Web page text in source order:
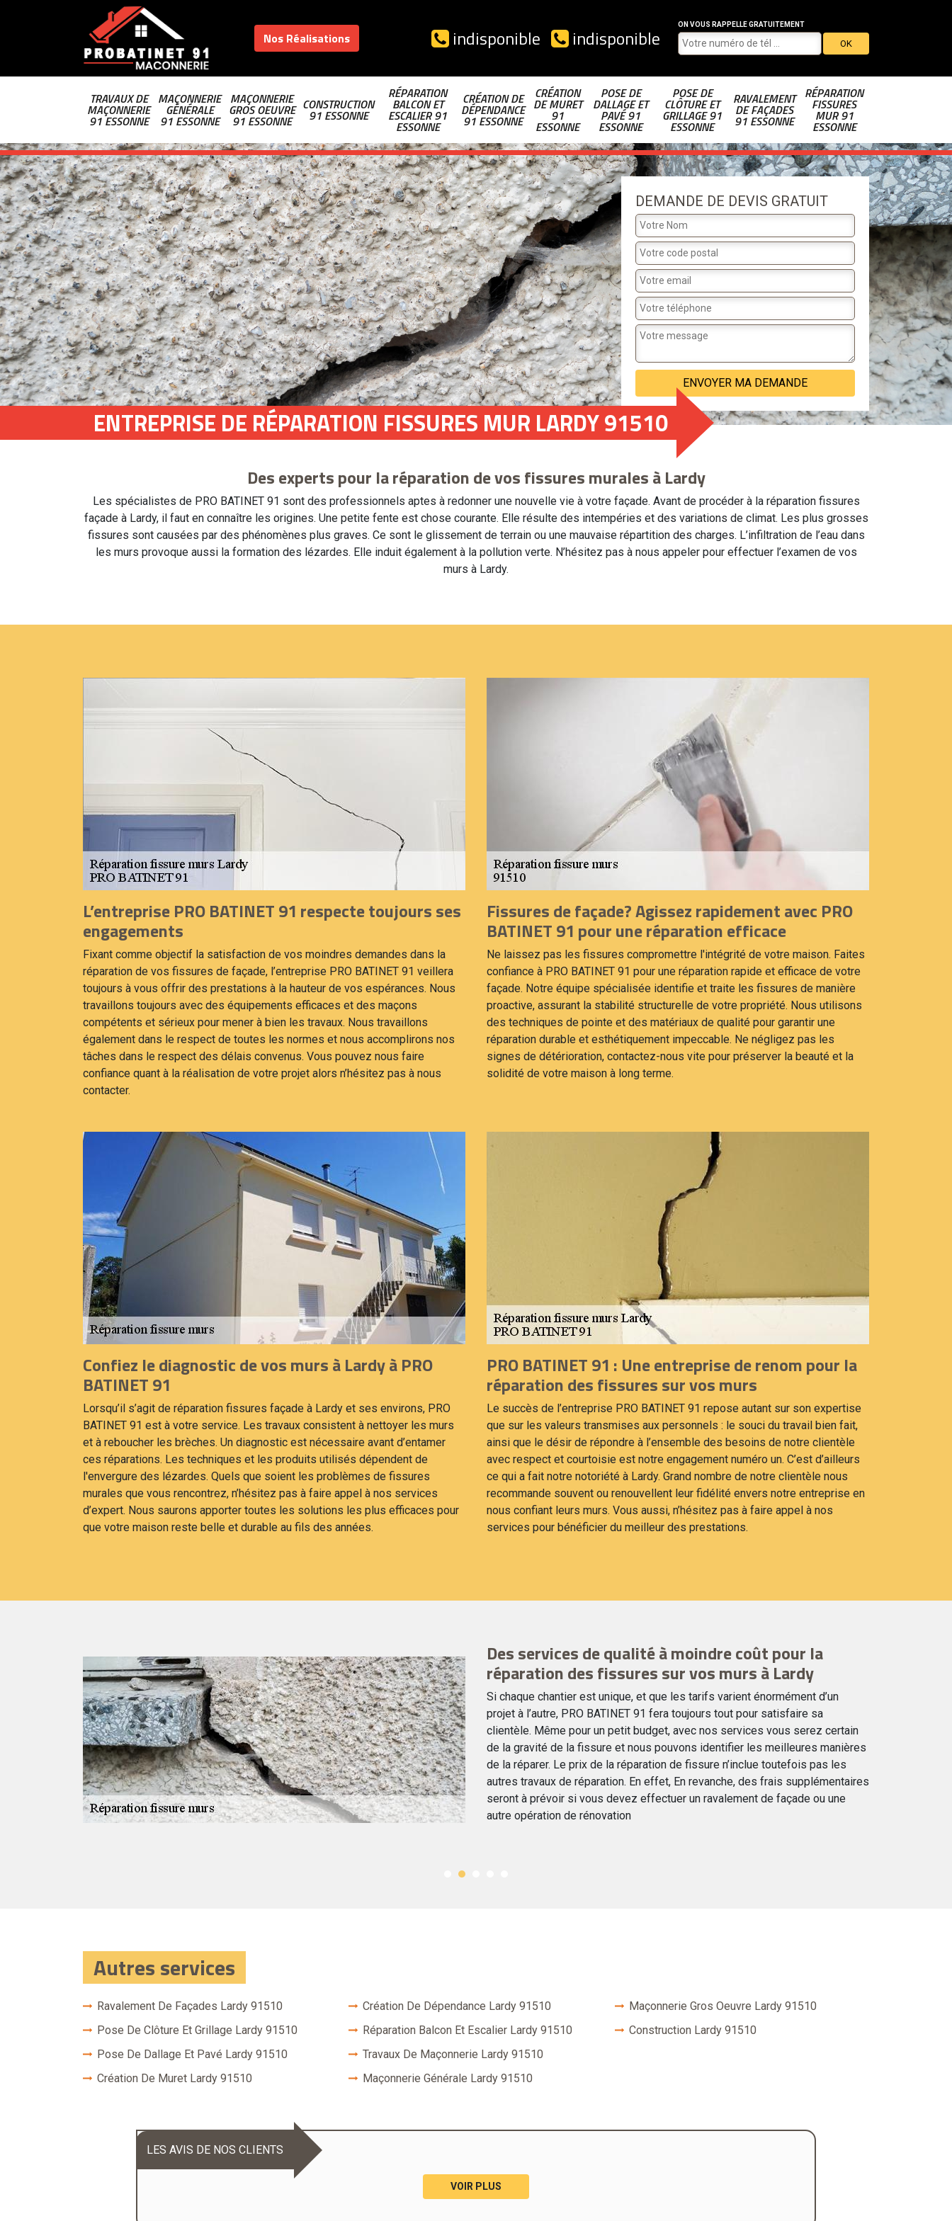
Nos Réalisations indisponible indisponible
ON VOUS RAPPELLE GRATUITEMENT
TRAVAUX DE
MAÇONNERIE
91 ESSONNE
MAÇONNERIE
GÉNÉRALE
91 ESSONNE
MAÇONNERIE
GROS OEUVRE
91 ESSONNE
CONSTRUCTION
91 ESSONNE
RÉPARATION
BALCON ET
ESCALIER 91
ESSONNE
CRÉATION DE
DÉPENDANCE
91 ESSONNE
CRÉATION
DE MURET
91
ESSONNE
POSE DE
DALLAGE ET
PAVÉ 91
ESSONNE
POSE DE
CLÔTURE ET
GRILLAGE 91
ESSONNE
RAVALEMENT
DE FAÇADES
91 ESSONNE
RÉPARATION
FISSURES
MUR 91
ESSONNE
DEMANDE DE DEVIS GRATUIT
ENTREPRISE DE RÉPARATION FISSURES MUR LARDY 91510
Des experts pour la réparation de vos fissures murales à Lardy
Les spécialistes de PRO BATINET 91 sont des professionnels aptes à redonner une nouvelle vie à votre façade. Avant de procéder à la réparation fissures
façade à Lardy, il faut en connaître les origines. Une petite fente est chose courante. Elle résulte des intempéries et des variations de climat. Les plus grosses
fissures sont causées par des phénomènes plus graves. Ce sont le glissement de terrain ou une mauvaise répartition des charges. L’infiltration de l’eau dans
les murs provoque aussi la formation des lézardes. Elle induit également à la pollution verte. N’hésitez pas à nous appeler pour effectuer l’examen de vos
murs à Lardy.
L’entreprise PRO BATINET 91 respecte toujours ses
engagements
Fixant comme objectif la satisfaction de vos moindres demandes dans la
réparation de vos fissures de façade, l’entreprise PRO BATINET 91 veillera
toujours à vous offrir des prestations à la hauteur de vos espérances. Nous
travaillons toujours avec des équipements efficaces et des maçons
compétents et sérieux pour mener à bien les travaux. Nous travaillons
également dans le respect de toutes les normes et nous accomplirons nos
tâches dans le respect des délais convenus. Vous pouvez nous faire
confiance quant à la réalisation de votre projet alors n’hésitez pas à nous
contacter.
Fissures de façade? Agissez rapidement avec PRO
BATINET 91 pour une réparation efficace
Ne laissez pas les fissures compromettre l'intégrité de votre maison. Faites
confiance à PRO BATINET 91 pour une réparation rapide et efficace de votre
façade. Notre équipe spécialisée identifie et traite les fissures de manière
proactive, assurant la stabilité structurelle de votre propriété. Nous utilisons
des techniques de pointe et des matériaux de qualité pour garantir une
réparation durable et esthétiquement impeccable. Ne négligez pas les
signes de détérioration, contactez-nous vite pour préserver la beauté et la
solidité de votre maison à long terme.
Confiez le diagnostic de vos murs à Lardy à PRO
BATINET 91
Lorsqu’il s’agit de réparation fissures façade à Lardy et ses environs, PRO
BATINET 91 est à votre service. Les travaux consistent à nettoyer les murs
et à reboucher les brèches. Un diagnostic est nécessaire avant d’entamer
ces réparations. Les techniques et les produits utilisés dépendent de
l'envergure des lézardes. Quels que soient les problèmes de fissures
murales que vous rencontrez, n’hésitez pas à faire appel à nos services
d’expert. Nous saurons apporter toutes les solutions les plus efficaces pour
que votre maison reste belle et durable au fils des années.
PRO BATINET 91 : Une entreprise de renom pour la
réparation des fissures sur vos murs
Le succès de l’entreprise PRO BATINET 91 repose autant sur son expertise
que sur les valeurs transmises aux personnels : le souci du travail bien fait,
ainsi que le désir de répondre à l’ensemble des besoins de notre clientèle
avec respect et courtoisie est notre engagement numéro un. C’est d’ailleurs
ce qui a fait notre notoriété à Lardy. Grand nombre de notre clientèle nous
recommande souvent ou renouvellent leur fidélité envers notre entreprise en
nous confiant leurs murs. Vous aussi, n’hésitez pas à faire appel à nos
services pour bénéficier du meilleur des prestations.
Des services de qualité à moindre coût pour la
réparation des fissures sur vos murs à Lardy
Si chaque chantier est unique, et que les tarifs varient énormément d’un
projet à l’autre, PRO BATINET 91 fera toujours tout pour satisfaire sa
clientèle. Même pour un petit budget, avec nos services vous serez certain
de la gravité de la fissure et nous pouvons identifier les meilleures manières
de la réparer. Le prix de la réparation de fissure n’inclue toutefois pas les
autres travaux de réparation. En effet, En revanche, des frais supplémentaires
seront à prévoir si vous devez effectuer un ravalement de façade ou une
autre opération de rénovation
Autres services
Ravalement De Façades Lardy 91510
Pose De Clôture Et Grillage Lardy 91510
Pose De Dallage Et Pavé Lardy 91510
Création De Muret Lardy 91510
Création De Dépendance Lardy 91510
Réparation Balcon Et Escalier Lardy 91510
Travaux De Maçonnerie Lardy 91510
Maçonnerie Générale Lardy 91510
Maçonnerie Gros Oeuvre Lardy 91510
Construction Lardy 91510
LES AVIS DE NOS CLIENTS
VOIR PLUS